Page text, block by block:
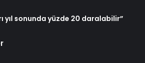
yıl sonunda yüzde 20 daralabilir”